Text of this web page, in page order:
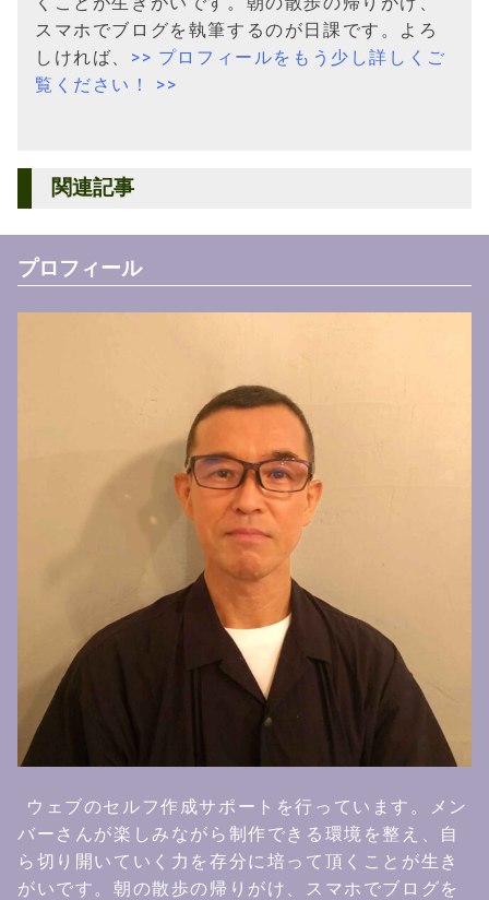
スマホでブログを執筆するのが日課です。よろ
しければ、 >> プロフィールをもう少し詳しくご
覧ください！ >>
関連記事
プロフィール
ウェブのセルフ作成サポートを行っています。メン
バーさんが楽しみながら制作できる環境を整え、自
ら切り開いていく力を存分に培って頂くことが生き
がいです。朝の散歩の帰りがけ、スマホでブログを